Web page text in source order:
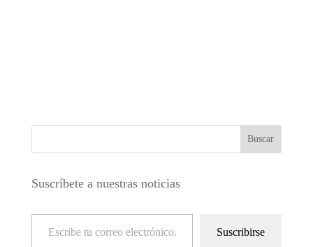
Suscríbete a nuestras noticias
Escribe tu correo electrónico…
Suscribirse